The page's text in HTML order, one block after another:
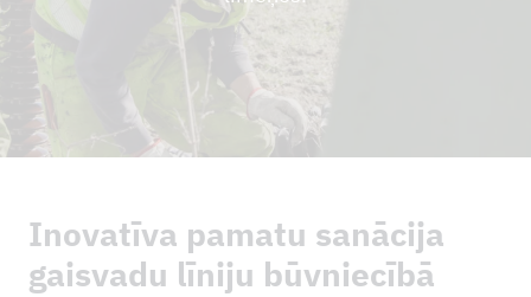
JAUNUMI
ILGTSPĒJA UN IMS
Inovatīva pamatu sanācija
gaisvadu līniju būvniecībā